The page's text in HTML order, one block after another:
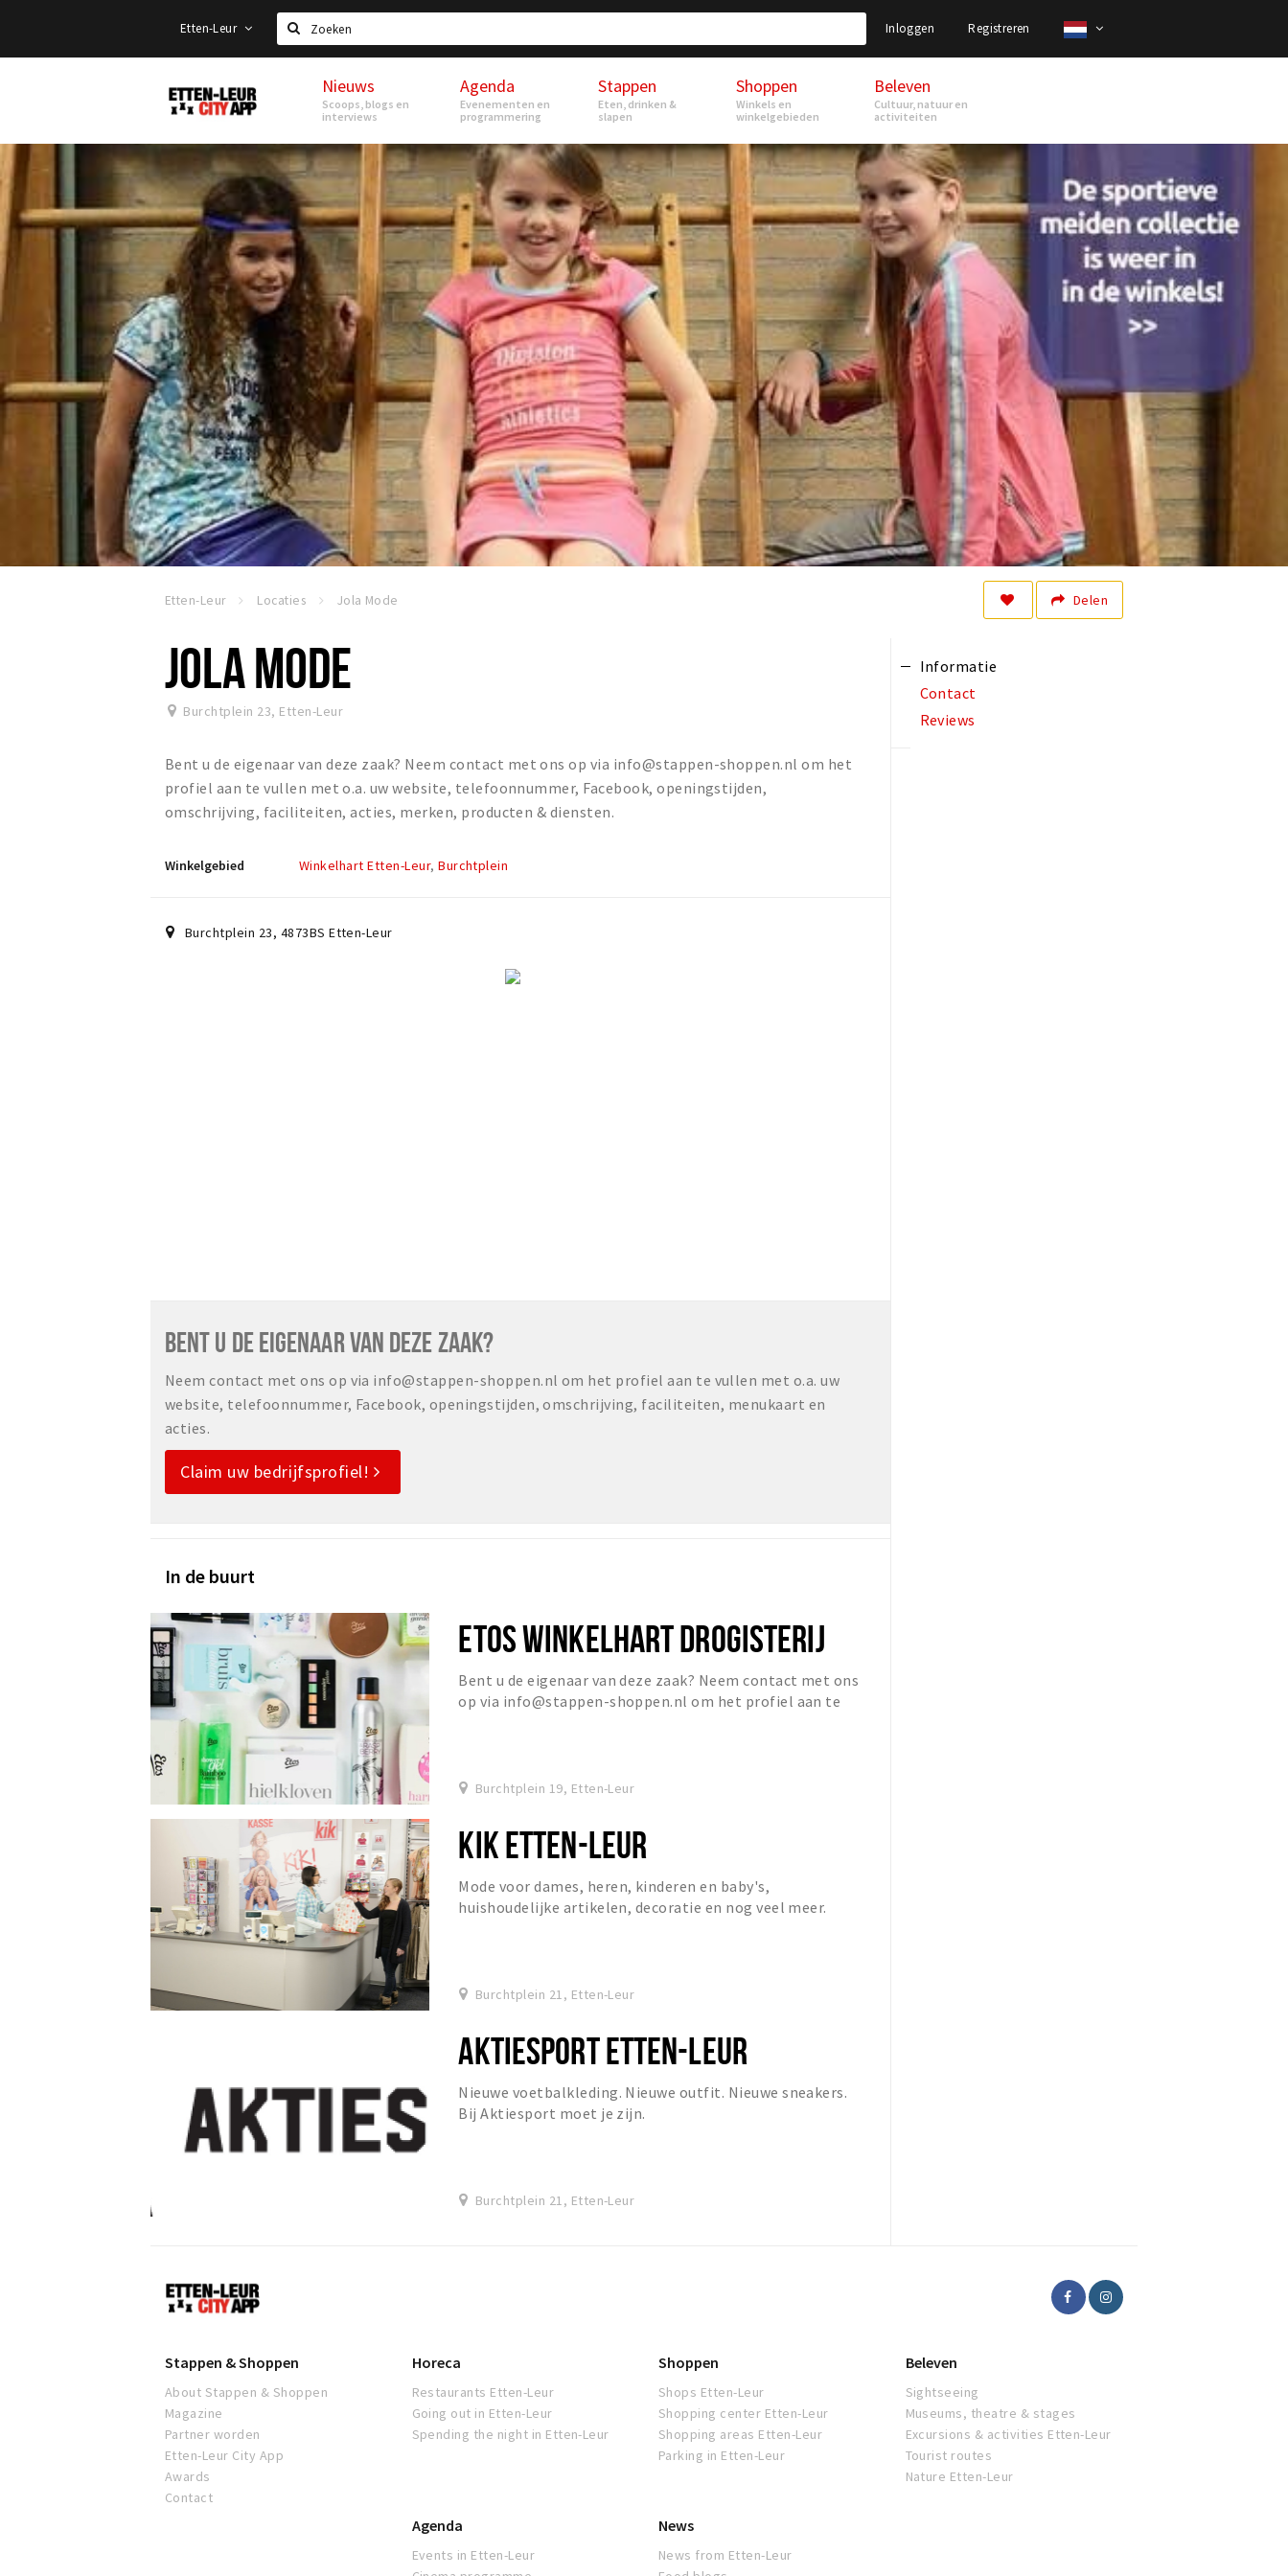
Etten-Leur
Zoeken
Inloggen Registreren
Etten-
Leur
Nieuws
Scoops, blogs en
interviews
Agenda
Evenementen en
programmering
Stappen
Eten, drinken &
slapen
Shoppen
Winkels en
winkelgebieden
Beleven
Cultuur, natuur en
activiteiten
Etten-Leur Locaties Jola Mode Delen
JOLA MODE
Burchtplein 23, Etten-Leur
Bent u de eigenaar van deze zaak? Neem contact met ons op via info@stappen-shoppen.nl om het
profiel aan te vullen met o.a. uw website, telefoonnummer, Facebook, openingstijden,
omschrijving, faciliteiten, acties, merken, producten & diensten.
Winkelgebied Winkelhart Etten-Leur,Burchtplein
Burchtplein 23, 4873BS Etten-Leur
BENT U DE EIGENAAR VAN DEZE ZAAK?
Neem contact met ons op via info@stappen-shoppen.nl om het profiel aan te vullen met o.a. uw
website, telefoonnummer, Facebook, openingstijden, omschrijving, faciliteiten, menukaart en
acties.
Claim uw bedrijfsprofiel!
In de buurt
ETOS WINKELHART DROGISTERIJ
Bent u de eigenaar van deze zaak? Neem contact met ons
op via info@stappen-shoppen.nl om het profiel aan te
Burchtplein 19, Etten-Leur
KIK ETTEN-LEUR
Mode voor dames, heren, kinderen en baby's,
huishoudelijke artikelen, decoratie en nog veel meer.
Burchtplein 21, Etten-Leur
AKTIESPORT ETTEN-LEUR
Nieuwe voetbalkleding. Nieuwe outfit. Nieuwe sneakers.
Bij Aktiesport moet je zijn.
Burchtplein 21, Etten-Leur
Informatie
Contact
Reviews
Etten-
Leur
Stappen & Shoppen
About Stappen & Shoppen
Magazine
Partner worden
Etten-Leur City App
Awards
Contact
Horeca
Restaurants Etten-Leur
Going out in Etten-Leur
Spending the night in Etten-Leur
Shoppen
Shops Etten-Leur
Shopping center Etten-Leur
Shopping areas Etten-Leur
Parking in Etten-Leur
Beleven
Sightseeing
Museums, theatre & stages
Excursions & activities Etten-Leur
Tourist routes
Nature Etten-Leur
Agenda
Events in Etten-Leur
News
News from Etten-Leur